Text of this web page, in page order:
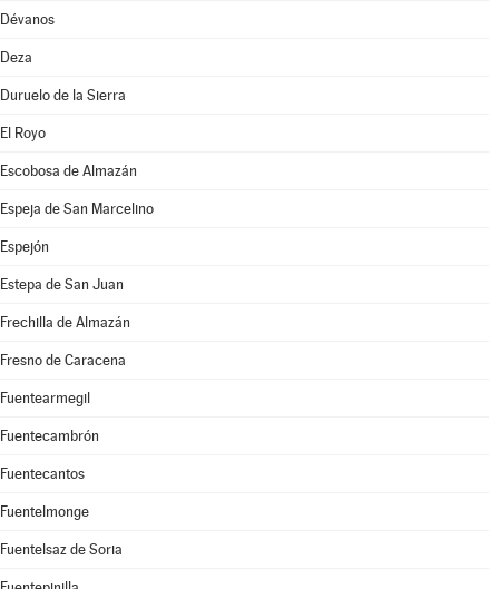
Dévanos
Deza
Duruelo de la Sierra
El Royo
Escobosa de Almazán
Espeja de San Marcelino
Espejón
Estepa de San Juan
Frechilla de Almazán
Fresno de Caracena
Fuentearmegil
Fuentecambrón
Fuentecantos
Fuentelmonge
Fuentelsaz de Soria